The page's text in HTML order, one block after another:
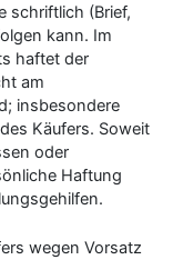
schriftlich (Brief,
kann. Im
haftet der
am
insbesondere
Käufers. Soweit
oder
Haftung
wegen Vorsatz